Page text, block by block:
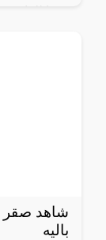
شاهد صقر
باليه